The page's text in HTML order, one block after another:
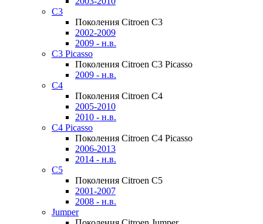
C3
Поколения Citroen C3
2002-2009
2009 - н.в.
C3 Picasso
Поколения Citroen C3 Picasso
2009 - н.в.
C4
Поколения Citroen C4
2005-2010
2010 - н.в.
C4 Picasso
Поколения Citroen C4 Picasso
2006-2013
2014 - н.в.
C5
Поколения Citroen C5
2001-2007
2008 - н.в.
Jumper